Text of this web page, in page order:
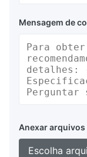
Mensagem de
Anexar arquivos
Escolha